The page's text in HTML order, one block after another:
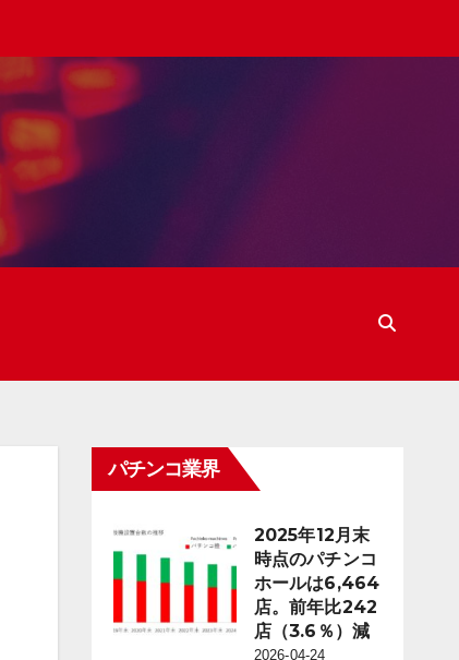
パチンコ業界
2025年12月末
時点のパチンコ
ホールは6,464
店。前年比242
店（3.6％）減
2026-04-24